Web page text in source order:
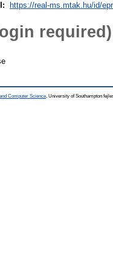
https://real-ms.mtak.hu/id/
required)
Computer Science , University of Southampton